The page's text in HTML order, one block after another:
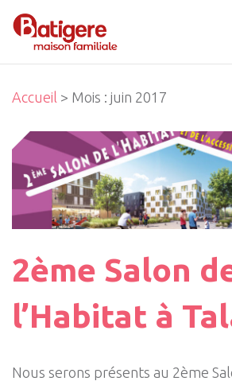
Accueil > Mois : juin 2017
2ème Salon
l’Habitat à
Nous serons présents au 2ème